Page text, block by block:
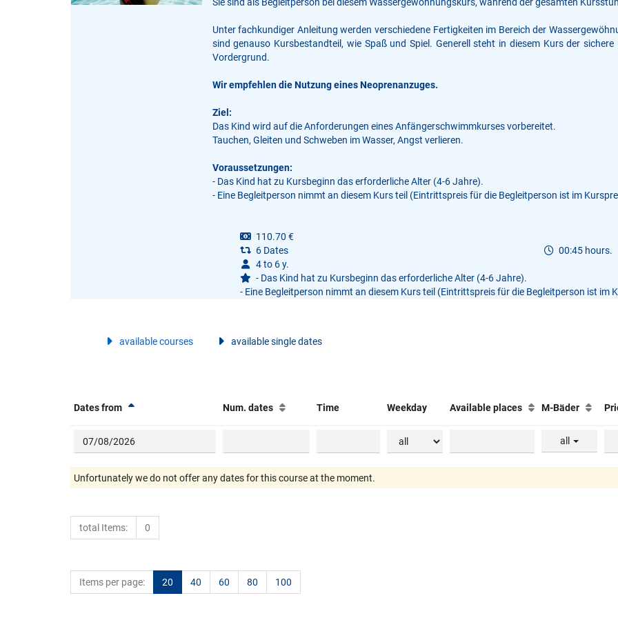
Unter fachkundiger Anleitung werden verschiedene Fertigkeiten im Bereich der
sind genauso Kursbestandteil, wie Spaß und Spiel. Generell steht in diesem Kurs der
Vordergrund.
Wir empfehlen die Nutzung eines Neoprenanzuges.
Ziel:
Das Kind wird auf die Anforderungen eines Anfängerschwimmkurses vorbereitet.
Tauchen, Gleiten und Schweben im Wasser, Angst verlieren.
Voraussetzungen:
- Das Kind hat zu Kursbeginn das erforderliche Alter (4-6 Jahre).
- Eine Begleitperson nimmt an diesem Kurs teil (Eintrittspreis für die Begleitperson ist im
110.70 €
6 Dates
00:45 hours.
4 to 6 y.
- Das Kind hat zu Kursbeginn das erforderliche Alter (4-6 Jahre).
- Eine Begleitperson nimmt an diesem Kurs teil (Eintrittspreis für die Begleitperson ist im
available courses available single dates
Dates from Num. dates Time Weekday Available places M-Bäder
all
Unfortunately we do not offer any dates for this course at the moment.
total Items: 0
Items per page: 20 40 60 80 100